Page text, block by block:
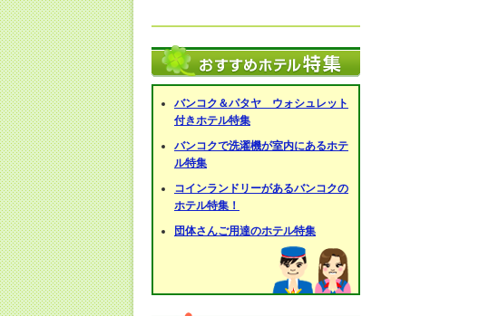
バンコク＆パタヤ ウォシュレット
付きホテル特集
バンコクで洗濯機が室内にあるホテ
ル特集
コインランドリーがあるバンコクの
ホテル特集！
団体さんご用達のホテル特集